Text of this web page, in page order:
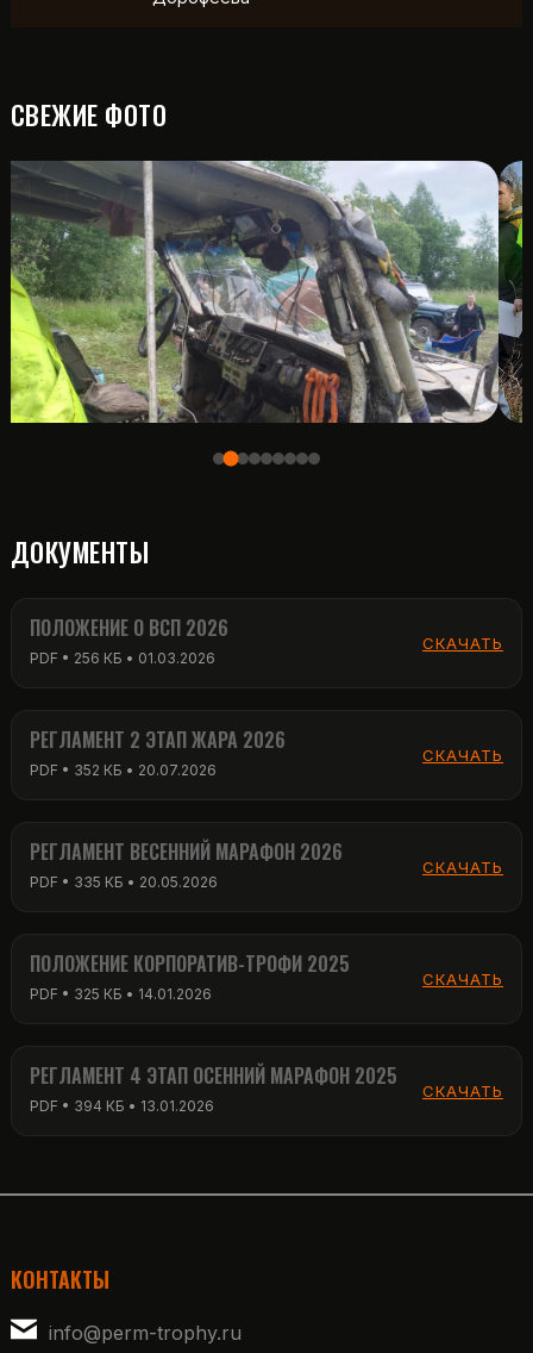
СВЕЖИЕ ФОТО
ДОКУМЕНТЫ
ПОЛОЖЕНИЕ О ВСП 2026
PDF • 256 КБ • 01.03.2026
СКАЧАТЬ
РЕГЛАМЕНТ 2 ЭТАП ЖАРА 2026
PDF • 352 КБ • 20.07.2026
СКАЧАТЬ
РЕГЛАМЕНТ ВЕСЕННИЙ МАРАФОН 2026
PDF • 335 КБ • 20.05.2026
СКАЧАТЬ
ПОЛОЖЕНИЕ КОРПОРАТИВ-ТРОФИ 2025
PDF • 325 КБ • 14.01.2026
СКАЧАТЬ
РЕГЛАМЕНТ 4 ЭТАП ОСЕННИЙ МАРАФОН 2025
PDF • 394 КБ • 13.01.2026
СКАЧАТЬ
КОНТАКТЫ
info@perm-trophy.ru